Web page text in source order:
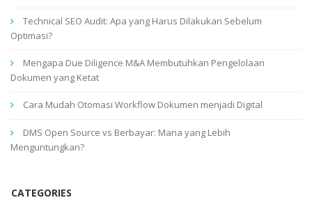
Technical SEO Audit: Apa yang Harus Dilakukan Sebelum
Optimasi?
Mengapa Due Diligence M&A Membutuhkan Pengelolaan
Dokumen yang Ketat
Cara Mudah Otomasi Workflow Dokumen menjadi Digital
DMS Open Source vs Berbayar: Mana yang Lebih
Menguntungkan?
CATEGORIES